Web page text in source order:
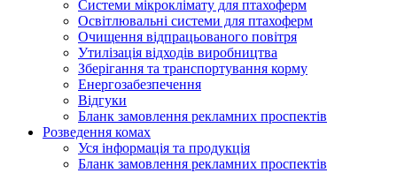
Системи мікроклімату для птахоферм
Освітлювальні системи для птахоферм
Очищення відпрацьованого повітря
Утилізація відходів виробництва
Зберігання та транспортування корму
Енергозабезпечення
Відгуки
Бланк замовлення рекламних проспектів
Розведення комах
Уся інформація та продукція
Бланк замовлення рекламних проспектів